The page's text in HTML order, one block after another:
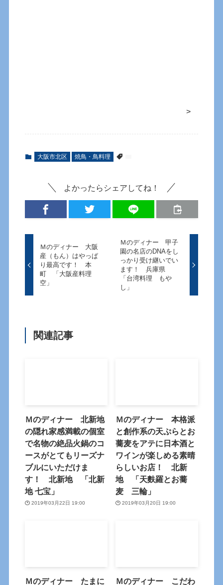
>
大阪市北区 焼鳥・鳥料理
よかったらシェアしてね！
Ｍのディナー 大阪
産（もん）はやっぱ
り最高です！ 本
町 「大阪産料理
空」
Ｍのディナー 甲子
園の名店のDNAをし
っかり受け継いでい
ます！ 兵庫県
「台湾料理 もや
し」
関連記事
Ｍのディナー 北新地
の隠れ家感満載の個室
で名物の絶品火鍋のコ
ースがとてもリーズナ
ブルにいただけま
す！ 北新地 「北新
地 七宝」
2019年03月22日 19:00
Ｍのディナー 本格派
と創作系の天ぷらとお
蕎麦をアテに日本酒と
ワインが楽しめる素晴
らしいお店！ 北新
地 「天麩羅とお蕎
麦 三輪」
2019年03月20日 19:00
Ｍのディナー たまに
Ｍのディナー こだわ